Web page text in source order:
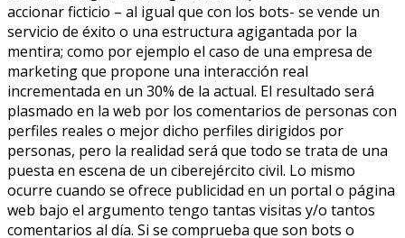
accionar ficticio – al igual que con los bots- se vende un
servicio de éxito o una estructura agigantada por la
mentira; como por ejemplo el caso de una empresa de
marketing que propone una interacción real
incrementada en un 30% de la actual. El resultado será
plasmado en la web por los comentarios de personas con
perfiles reales o mejor dicho perfiles dirigidos por
personas, pero la realidad será que todo se trata de una
puesta en escena de un ciberejército civil. Lo mismo
ocurre cuando se ofrece publicidad en un portal o página
web bajo el argumento tengo tantas visitas y/o tantos
comentarios al día. Si se comprueba que son bots o